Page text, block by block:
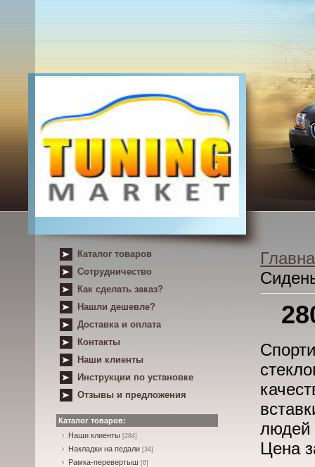
Каталог товаров
Сотрудничество
Как сделать заказ?
Нашли дешевле?
Доставка и оплата
Контакты
Наши клиенты
Инструкции по установке
Отзывы и предложения
Каталог товаров:
Наши клиенты [284]
Накладки на педали [34]
Рамка-перевертыш [6]
людей
Цена